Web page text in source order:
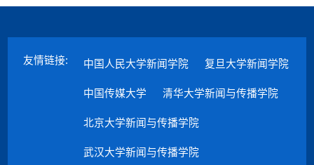
友情链接: 中国人民大学新闻学院 复旦大学新闻学院
中国传媒大学 清华大学新闻与传播学院
北京大学新闻与传播学院
武汉大学新闻与传播学院